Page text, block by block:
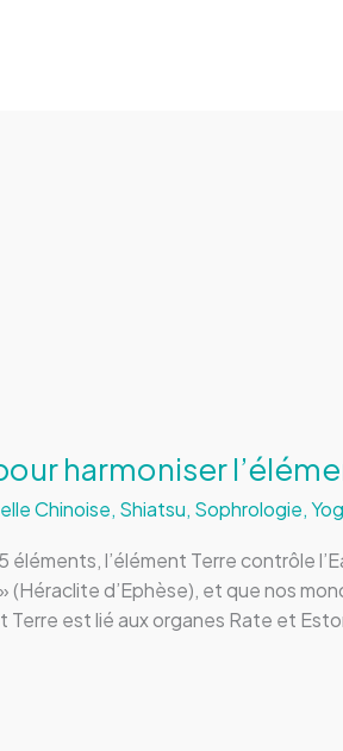
harmoniser
Chinoise, Shiatsu, Sophrologie,
éléments, l’élément Terre contrôle
(Héraclite d’Ephèse), et que nos
est lié aux organes Rate et